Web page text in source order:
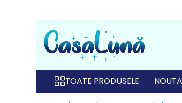
Toate Produsele
Gamma D'ORO
Gamma D'ORO
Gamma D'ORO Odorizant Cu
TOATE PRODUSELE